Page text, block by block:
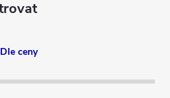
Dle ceny